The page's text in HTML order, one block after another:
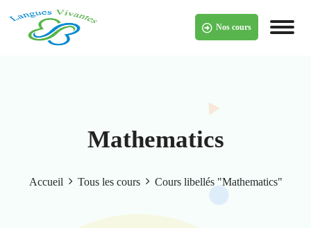
content
Nos cours
Mathematics
Accueil Tous les cours Cours libellés "Mathematics"